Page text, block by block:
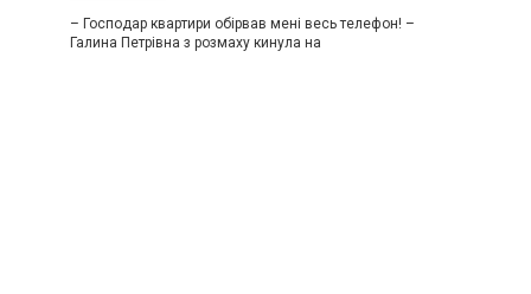
– Господар квартири обірвав мені весь телефон! –
Галина Петрівна з розмаху кинула на